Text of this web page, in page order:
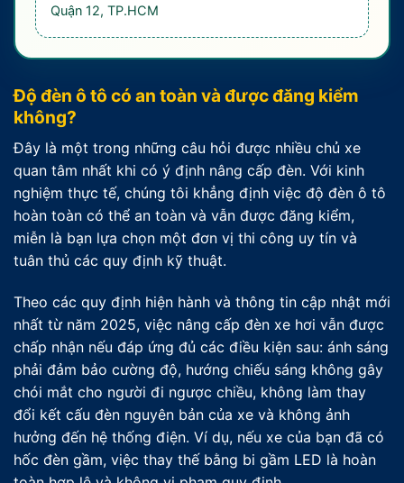
Quận 12, TP.HCM
Độ đèn ô tô có an toàn và được đăng kiểm
không?
Đây là một trong những câu hỏi được nhiều chủ xe
quan tâm nhất khi có ý định nâng cấp đèn. Với kinh
nghiệm thực tế, chúng tôi khẳng định việc độ đèn ô tô
hoàn toàn có thể an toàn và vẫn được đăng kiểm,
miễn là bạn lựa chọn một đơn vị thi công uy tín và
tuân thủ các quy định kỹ thuật.
Theo các quy định hiện hành và thông tin cập nhật mới
nhất từ năm 2025, việc nâng cấp đèn xe hơi vẫn được
chấp nhận nếu đáp ứng đủ các điều kiện sau: ánh sáng
phải đảm bảo cường độ, hướng chiếu sáng không gây
chói mắt cho người đi ngược chiều, không làm thay
đổi kết cấu đèn nguyên bản của xe và không ảnh
hưởng đến hệ thống điện. Ví dụ, nếu xe của bạn đã có
hốc đèn gầm, việc thay thế bằng bi gầm LED là hoàn